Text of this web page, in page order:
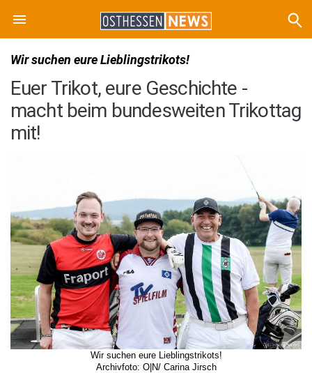
Wir suchen eure Lieblingstrikots!
Euer Trikot, eure Geschichte -
macht beim bundesweiten Trikottag
mit!
Wir suchen eure Lieblingstrikots!
Archivfoto: O|N/ Carina Jirsch